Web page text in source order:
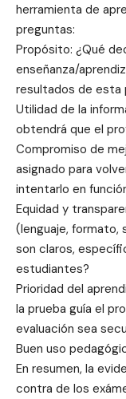
herramienta de
preguntas:
Propósito: ¿Qué
enseñanza/
resultados de esta
Utilidad de la
obtendrá que el
Compromiso de
asignado para
intentarlo en
Equidad y
(lenguaje, formato,
son claros,
estudiantes?
Prioridad del
la prueba guía el
evaluación sea
Buen uso
En resumen, la
contra de los